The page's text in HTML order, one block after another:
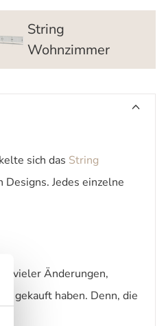
String
Wohnzimmer
sich das String
Jedes einzelne
vieler Änderungen,
gekauft haben. Denn, die